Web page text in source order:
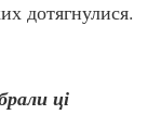
дотягнулися.
ці